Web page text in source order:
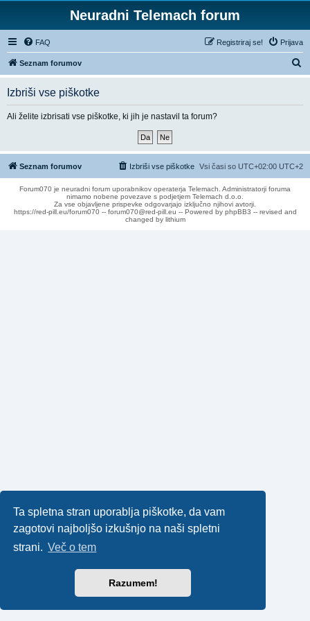
Ta spletna stran uporablja piškotke, da vam
zagotovi najboljšo izkušnjo na naši spletni
strani. Več o tem
Razumem!
Neuradni Telemach forum
FAQ Prijava
Registriraj se!
Seznam forumov
s
Izbriši vse piškotke
Ali želite izbrisati vse piškotke, ki jih je nastavil ta forum?
Seznam forumov Vsi časi so UTC+02:00 UTC+2
Izbriši vse piškotke
Forum070 je neuradni forum uporabnikov operaterja Telemach. Administratorji foruma
nimamo nobene povezave s podjetjem Telemach d.o.o.
Za vse objavljene prispevke odgovarjajo izključno njihovi avtorji.
https://red-pill.eu/forum070 -- forum070@red-pill.eu -- Powered by phpBB3 -- revised and
changed by lithium